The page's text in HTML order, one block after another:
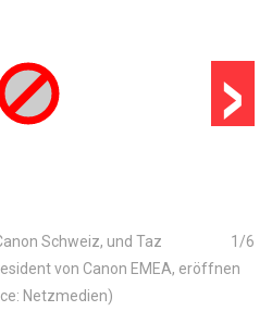
›
1 /6
Schweiz, und Taz
von Canon EMEA, eröffnen
Netzmedien)